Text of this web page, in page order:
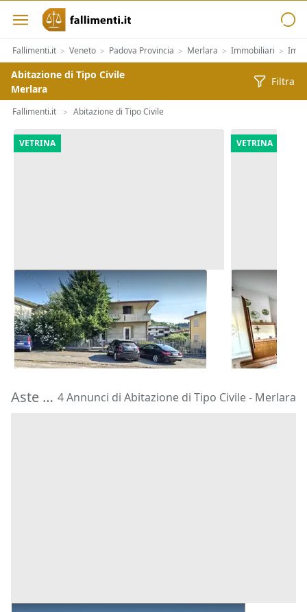
Fallimenti.it > Veneto > Padova Provincia > Merlara > Immobiliari >
Abitazione di Tipo Civile
Merlara
Filtra
Fallimenti.it > Abitazione di Tipo Civile
VETRINA
Asta Casa indipendente con corte
pertinenziale
Barbarano Mossano (Vicenza)
180.000 €
22/10/2026
VETRINA
Asta
(Sub 2)
Zevio
157.296 €
29/09/2026
Aste di Abitazione di Tipo Civile Merlara 4 Annunci di Abitazione di Tipo Civile - Merlara